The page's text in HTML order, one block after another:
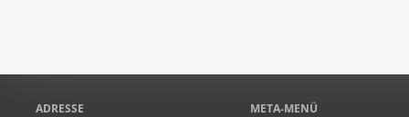
ADRESSE META-MENÜ